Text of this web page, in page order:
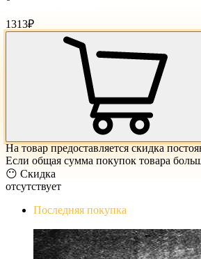
1313₽
На товар предоставляется скидка
Если общая сумма покупок товара
😶 Скидка
отсутствует
Последняя покупка